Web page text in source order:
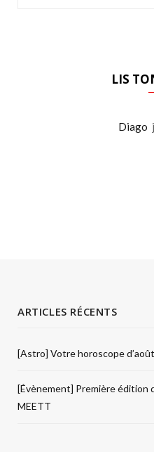
LIS
Diago
ARTICLES RÉCENTS
[Astro] Votre horoscope
[Évènement] Première édition
MEETT